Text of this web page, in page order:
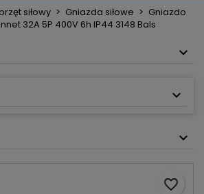
siłowy Gniazda siłowe
Gniazdo
32A 5P 400V 6h IP44 3148 Bals
favorite_border
Anuluj Utwórz listę życzeń
Anuluj Zaloguj się